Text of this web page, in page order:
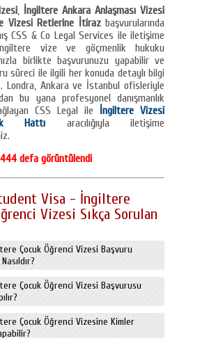
, İngiltere Ankara Anlaşması Vizesi
Vizesi Retlerine İtirazbaşvurularında
CSS & Co Legal Services ile iletişime
vize ve göçmenlik hukuku
birlikte başvurunuzu yapabilir ve
süreci ile ilgili her konuda detaylı bilgi
Londra, Ankara ve İstanbul ofisleriyle
bu yana profesyonel danışmanlık
CSS Legal ile İngiltere Vizesi
Hattı aracılığıyla iletişime
defa görüntülendi
Visa - İngiltere
Vizesi Sıkça Sorulan
Çocuk Öğrenci Vizesi Başvuru
Çocuk Öğrenci Vizesi Başvurusu
Çocuk Öğrenci Vizesine Kimler